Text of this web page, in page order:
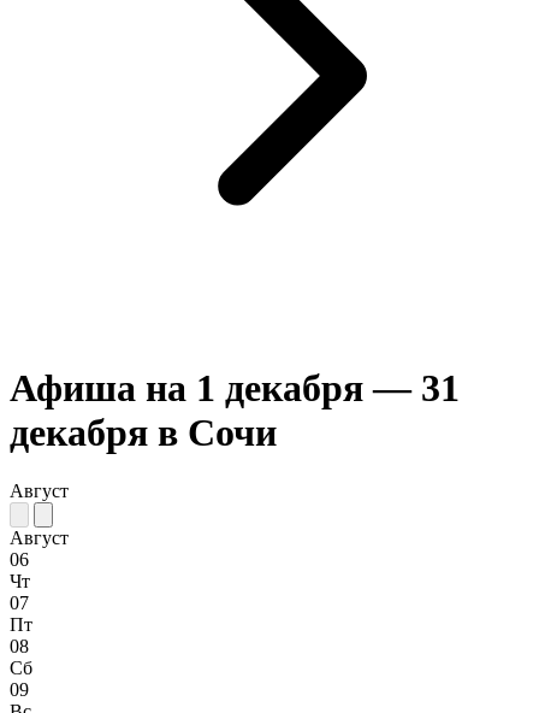
Афиша на 1 декабря — 31
декабря в Сочи
Август
Август
06
Чт
07
Пт
08
Сб
09